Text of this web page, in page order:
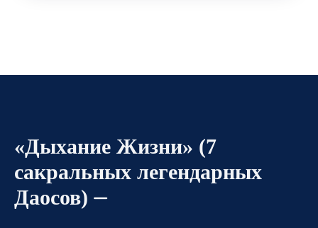
«Дыхание Жизни» (7
сакральных легендарных
Даосов) ⏤